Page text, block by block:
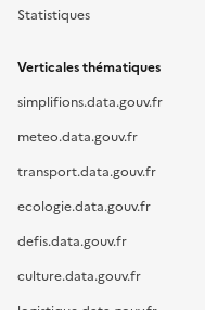
Statistiques
Verticales thématiques
simplifions.data.gouv.fr
meteo.data.gouv.fr
transport.data.gouv.fr
ecologie.data.gouv.fr
defis.data.gouv.fr
culture.data.gouv.fr